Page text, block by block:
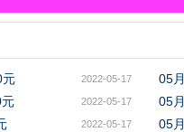
2022-05-17
元 05
2022-05-17 05
2022-05-17 05